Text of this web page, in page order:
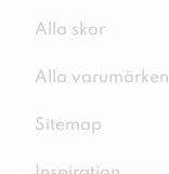
Alla skor
Alla varumärken
Sitemap